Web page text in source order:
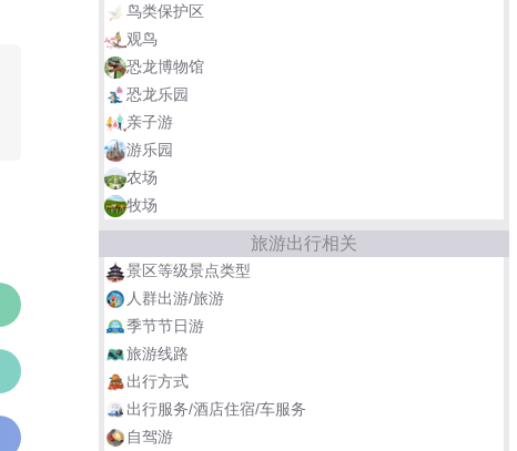
01 上海野生动物园
杭州野生动物世界
03 广州长隆野生动物世界
鸟类保护区
观鸟
恐龙博物馆
恐龙乐园
亲子游
游乐园
农场
牧场
旅游出行相关
景区等级景点类型
人群出游/旅游
季节节日游
旅游线路
出行方式
出行服务/酒店住宿/车服务
自驾游